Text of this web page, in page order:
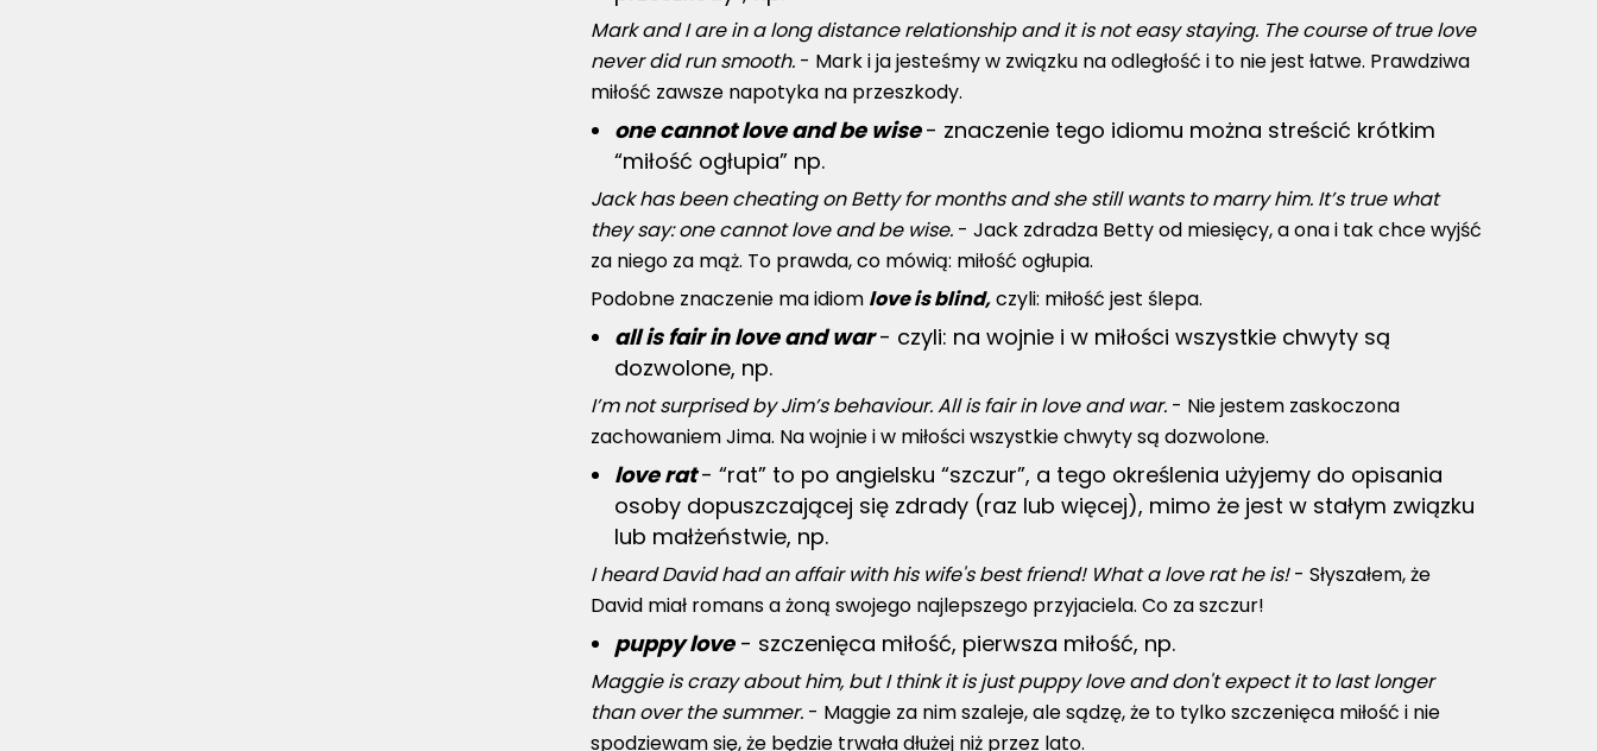
Mark and I are in a long distance relationship and it is not easy staying. The course of true love
never did run smooth. - Mark i ja jesteśmy w związku na odległość i to nie jest łatwe. Prawdziwa
miłość zawsze napotyka na przeszkody.
one cannot love and be wise- znaczenie tego idiomu można streścić krótkim
“miłość ogłupia” np.
Jack has been cheating on Betty for months and she still wants to marry him. It’s true what
they say: one cannot love and be wise. - Jack zdradza Betty od miesięcy, a ona i tak chce wyjść
za niego za mąż. To prawda, co mówią: miłość ogłupia.
Podobne znaczenie ma idiom love is blind,czyli: miłość jest ślepa.
all is fair in love and war- czyli: na wojnie i w miłości wszystkie chwyty są
dozwolone, np.
I’m not surprised by Jim’s behaviour. All is fair in love and war. - Nie jestem zaskoczona
zachowaniem Jima. Na wojnie i w miłości wszystkie chwyty są dozwolone.
love rat- “rat” to po angielsku “szczur”, a tego określenia użyjemy do opisania
osoby dopuszczającej się zdrady (raz lub więcej), mimo że jest w stałym związku
lub małżeństwie, np.
I heard David had an affair with his wife's best friend! What a love rat he is!- Słyszałem, że
David miał romans a żoną swojego najlepszego przyjaciela. Co za szczur!
puppy love- szczenięca miłość, pierwsza miłość, np.
Maggie is crazy about him, but I think it is just puppy love and don't expect it to last longer
than over the summer. - Maggie za nim szaleje, ale sądzę, że to tylko szczenięca miłość i nie
spodziewam się, że będzie trwała dłużej niż przez lato.